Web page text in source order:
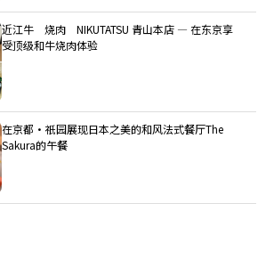
近江牛 烧肉 NIKUTATSU 青山本店 ― 在东京享
受顶级和牛烧肉体验
在京都・祇园展现日本之美的和风法式餐厅The
Sakura的午餐